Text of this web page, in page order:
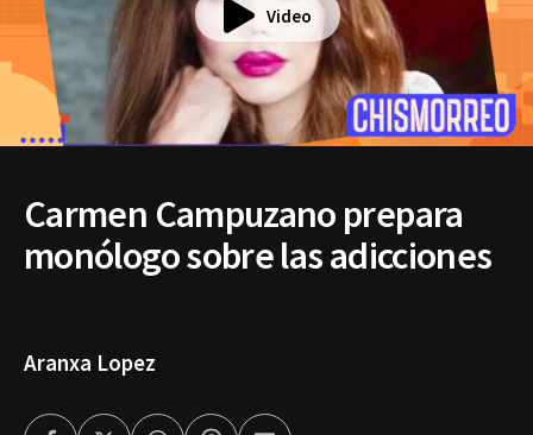
Video
Carmen Campuzano prepara
monólogo sobre las adicciones
Aranxa Lopez